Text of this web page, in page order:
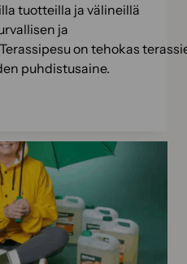
tuotteilla ja välineillä
ja
on tehokas
puhdistusaine.